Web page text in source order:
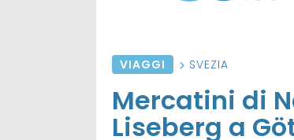
VIAGGI SVEZIA
Mercatini di
Liseberg a